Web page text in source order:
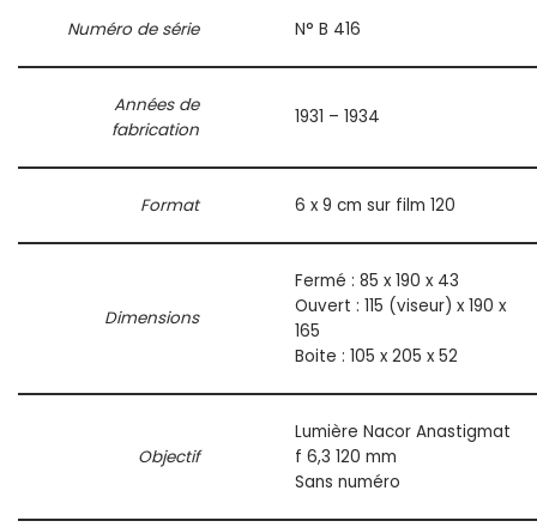
Numéro de série N° B 416
Années de
fabrication
1931 – 1934
Format 6 x 9 cm sur film 120
Dimensions
Fermé : 85 x 190 x 43
Ouvert : 115 (viseur) x 190 x
165
Boite : 105 x 205 x 52
Objectif
Lumière Nacor Anastigmat
f 6,3 120 mm
Sans numéro